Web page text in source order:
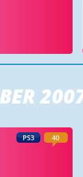
PS3 40